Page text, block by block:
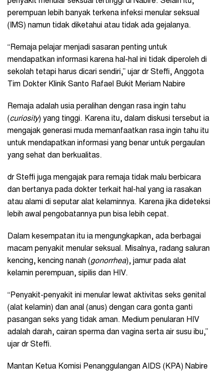
perempuan lebih banyak terkena infeksi menular seksual
(IMS) namun tidak diketahui atau tidak ada gejalanya.
“Remaja pelajar menjadi sasaran penting untuk
mendapatkan informasi karena hal-hal ini tidak diperoleh di
sekolah tetapi harus dicari sendiri,” ujar dr Steffi, Anggota
Tim Dokter Klinik Santo Rafael Bukit Meriam Nabire
Remaja adalah usia peralihan dengan rasa ingin tahu
(curiosity) yang tinggi. Karena itu, dalam diskusi tersebut ia
mengajak generasi muda memanfaatkan rasa ingin tahu itu
untuk mendapatkan informasi yang benar untuk pergaulan
yang sehat dan berkualitas.
dr Steffi juga mengajak para remaja tidak malu berbicara
dan bertanya pada dokter terkait hal-hal yang ia rasakan
atau alami di seputar alat kelaminnya. Karena jika dideteksi
lebih awal pengobatannya pun bisa lebih cepat.
Dalam kesempatan itu ia mengungkapkan, ada berbagai
macam penyakit menular seksual. Misalnya, radang saluran
kencing, kencing nanah (gonorrhea), jamur pada alat
kelamin perempuan, sipilis dan HIV.
“Penyakit-penyakit ini menular lewat aktivitas seks genital
(alat kelamin) dan anal (anus) dengan cara gonta ganti
pasangan seks yang tidak aman. Medium penularan HIV
adalah darah, cairan sperma dan vagina serta air susu ibu,”
ujar dr Steffi.
Mantan Ketua Komisi Penanggulangan AIDS (KPA) Nabire